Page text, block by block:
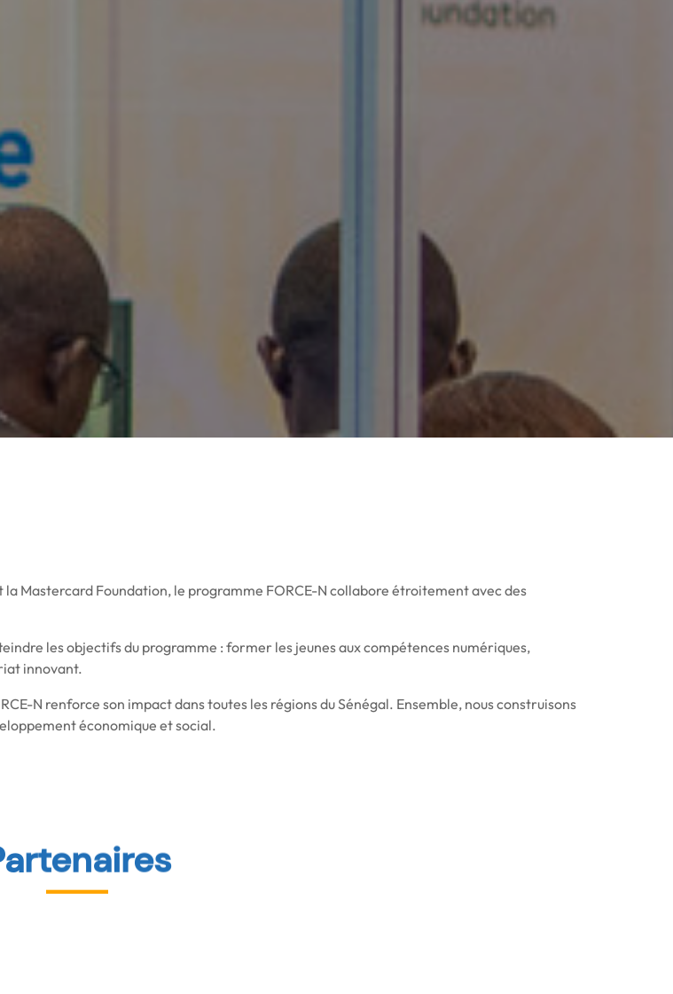
Mastercard Foundation, le programme FORCE-N collabore étroitement avec des
les objectifs du programme : former les jeunes aux compétences numériques,
innovant.
N renforce son impact dans toutes les régions du Sénégal. Ensemble, nous construisons
économique et social.